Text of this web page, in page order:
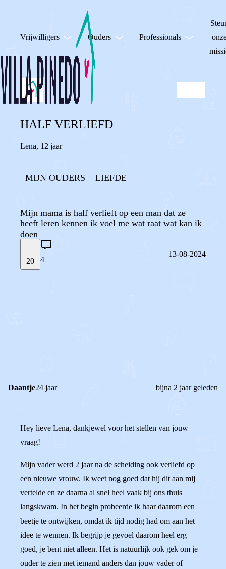
Vrijwilligers Ouders Professionals
HALF VERLIEFD
Lena, 12 jaar
MIJN OUDERS LIEFDE
Mijn mama is half verlieft op een man dat ze
heeft leren kennen ik voel me wat raat wat kan ik
doen
20 4
13-08-2024
Daantje24 jaar bijna 2 jaar geleden
Hey lieve Lena, dankjewel voor het stellen van jouw
vraag!
Mijn vader werd 2 jaar na de scheiding ook verliefd op
een nieuwe vrouw. Ik weet nog goed dat hij dit aan mij
vertelde en ze daarna al snel heel vaak bij ons thuis
langskwam. In het begin probeerde ik haar daarom een
beetje te ontwijken, omdat ik tijd nodig had om aan het
idee te wennen. Ik begrijp je gevoel daarom heel erg
goed, je bent niet alleen. Het is natuurlijk ook gek om je
ouder te zien met iemand anders dan jouw vader of